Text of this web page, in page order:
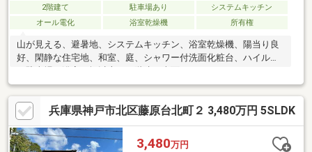
2階建て 駐車場あり
システムキッチン
オール電化
浴室乾燥機 所有権
山が見える、避暑地、システムキッチン、浴室乾燥機、陽当り良
好、閑静な住宅地、和室、庭、シャワー付洗面化粧台、ハイルー
ス、温水洗浄便座、浴室に窓、ＴＶモニタ付インターホン、緑豊
かな住宅地、通風良好、ＩＨクッキングヒーター、平坦地、屋根
裏収納、周辺交通量少なめ、隣家との間隔が大きい
兵庫県神戸市北区藤原台北町２ 3,480万円 5SLDK
3,480万円